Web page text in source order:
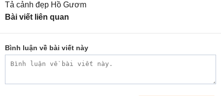
Tả cảnh đẹp Hồ Gươm
Bài viết liên quan
Bình luận về bài viết này